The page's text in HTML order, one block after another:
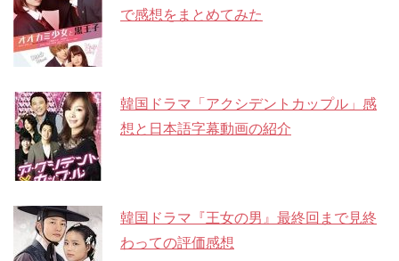
で感想をまとめてみた
韓国ドラマ「アクシデントカップル」感
想と日本語字幕動画の紹介
韓国ドラマ『王女の男』最終回まで見終
わっての評価感想